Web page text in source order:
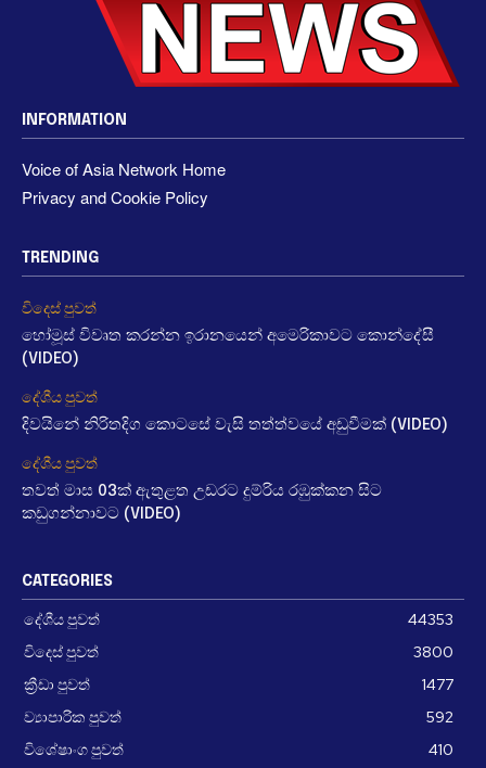
INFORMATION
Voice of Asia Network Home
Privacy and Cookie Policy
TRENDING
විදෙස් පුවත්
හෝමූස් විවෘත කරන්න ඉරානයෙන් අමෙරිකාවට කොන්දේසී
(VIDEO)
දේශීය පුවත්
දිවයිනේ නිරිතදිග කොටසේ වැසි තත්ත්වයේ අඩුවීමක් (VIDEO)
දේශීය පුවත්
තවත් මාස 03ක් ඇතුළත උඩරට දුම්රිය රඹුක්කන සිට
කඩුගන්නාවට (VIDEO)
CATEGORIES
දේශීය පුවත්
44353
විදෙස් පුවත්
3800
ක්‍රීඩා පුවත්
1477
ව්‍යාපාරික පුවත්
592
විශේෂාංග පුවත්
410